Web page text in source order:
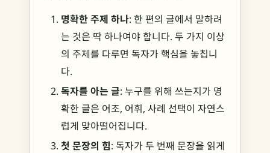
명확한 주제 하나: 한 편의 글에서 말하려
는 것은 딱 하나여야 합니다. 두 가지 이상
의 주제를 다루면 독자가 핵심을 놓칩니
다.
독자를 아는 글: 누구를 위해 쓰는지가 명
확한 글은 어조, 어휘, 사례 선택이 자연스
럽게 맞아떨어집니다.
첫 문장의 힘: 독자가 두 번째 문장을 읽게